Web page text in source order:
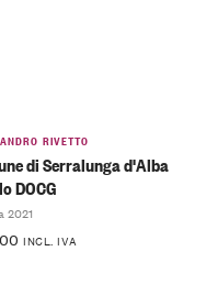
RIVETTO
di Serralunga d'Alba
DOCG
2021
INCL. IVA